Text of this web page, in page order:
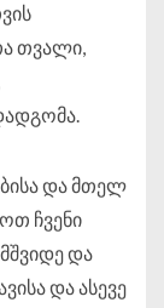
თვალი,
და მთელ
ჩვენი
და
და ასევე